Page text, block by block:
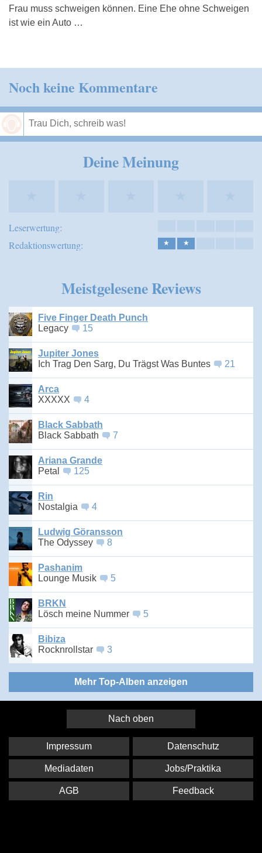
Frau muss schweigen können. Eine Ehe ohne Schweigen
ist wie ein Auto …
Noch keine Kommentare
Deine Meinung
Leserwertung:
Redaktionswertung:
★ ★
Meistgelesene Reviews
Five Finger Death Punch
Legacy
15
Jupiter Jones
Ich Trag Den Sarg, Du Trägst Was Buntes
21
Arca
XXXXX
4
Black Sabbath
Black Sabbath
7
Ariana Grande
Petal
125
Rin
Nostalgia
4
Ludwig Göransson
The Odyssey
8
Pashanim
Lounge Musik
5
BRKN
Lösch meine Nummer
5
Bibiza
Rocknrollstar
3
Mehr Top-Alben anzeigen
Nach oben
Impressum Datenschutz
Mediadaten Jobs/Praktika
AGB Feedback